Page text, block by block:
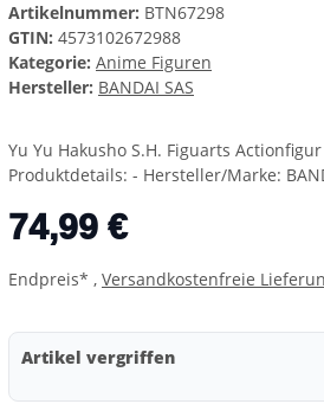
Artikelnummer: BTN67298
GTIN: 4573102672988
Kategorie: Anime Figuren
Hersteller: BANDAI SAS
Yu Yu Hakusho S.H. Figuarts
Produktdetails: - Hersteller/Marke:
74,99 €
Endpreis* , Versandkostenfreie
Artikel vergriffen